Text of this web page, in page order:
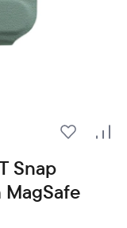
В
Snap
MagSafe